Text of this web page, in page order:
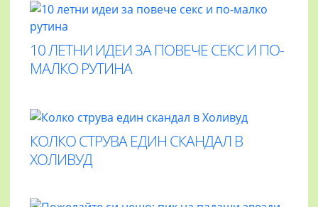
10 ЛЕТНИ ИДЕИ ЗА ПОВЕЧЕ СЕКС И ПО-
МАЛКО РУТИНА
КОЛКО СТРУВА ЕДИН СКАНДАЛ В
ХОЛИВУД